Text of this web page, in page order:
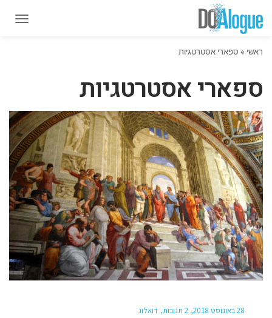
ראשי » ספארי אסטרטגיות
ספארי אסטרטגיות
28 באוגוסט 2018 2 תגובות דואלוג